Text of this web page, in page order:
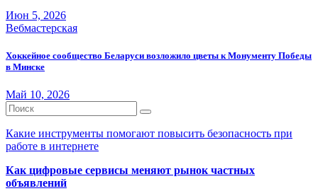
Июн 5, 2026
Вебмастерская
Хоккейное сообщество Беларуси возложило цветы к Монументу Победы
в Минске
Май 10, 2026
Какие инструменты помогают повысить безопасность при
работе в интернете
Как цифровые сервисы меняют рынок частных
объявлений